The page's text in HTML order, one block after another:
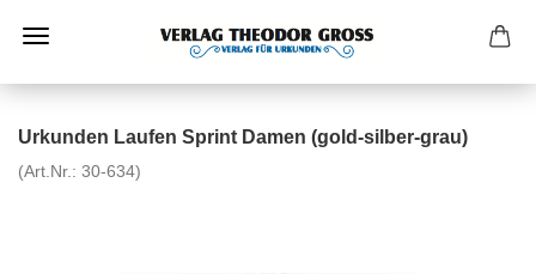
Urkunden Laufen Sprint Damen (gold-silber-grau)
(Art.Nr.: 30-634)